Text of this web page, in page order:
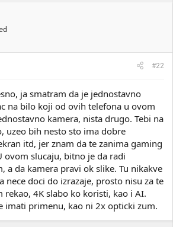
#22
ja smatram da je jednostavno
na bilo koji od ovih telefona u ovom
kamera, nista drugo. Tebi na
uzeo bih nesto sto ima dobre
itd, jer znam da te zanima gaming
ovom slucaju, bitno je da radi
a da kamera pravi ok slike. Tu nikakve
nece doci do izrazaje, prosto nisu za te
rekao, 4K slabo ko koristi, kao i AI.
imati primenu, kao ni 2x opticki zum.